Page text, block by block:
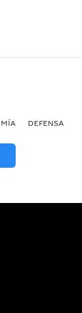
DEFENSA